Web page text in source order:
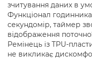
зчитування даних в
Функціонал
секундомір, таймер
відображення
Ремінець із TPU-
не викликає